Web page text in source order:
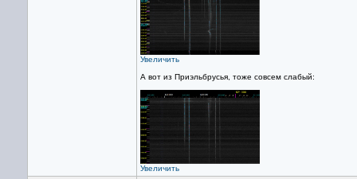
Увеличить
А вот из Приэльбрусья, тоже совсем слабый:
Увеличить